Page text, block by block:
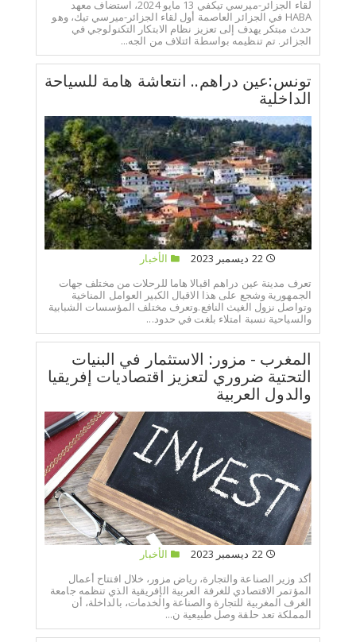
لقاء الجزائر-ميرسي تيكفي 13 مايو 2024، استضاف معهد
HABA في الجزائر العاصمة أول لقاء الجزائر-ميرسي تيك، وهو
حدث مبتكر يهدف إلى تعزيز نظام الابتكار التكنولوجي في
الجزائر. تم تنظيمه بواسطة ائتلاف من الجه...
تونس:عين دراهم.. انتعاشة هامة للسياحة
الداخلية
22 ديسمبر 2023
الأخبار
تعرف مدينة عين دراهم اقبالا هاما للرحلات من مختلف جهات
الجمهورية وشجع على هذا الاقبال الكبير العوامل المناخية
وتواصل نزول الغيث النافع.وتعرف مختلف المؤسسات الشبابية
والسياحية نسبة امتلاء بلغت في حدود...
المغرب - مزور: الاستثمار في البنيات
التحتية ضروري لتعزيز اقتصاديات إفريقيا
والدول العربية
22 ديسمبر 2023
الأخبار
أكد وزير الصناعة والتجارة، رياض مزور، خلال افتتاح أعمال
المؤتمر الاقتصادي للغرفة العربية الإفريقية الذي تنظمه جامعة
الغرف المغربية للتجارة والصناعة والخدمات، بالداخلة، أن
المملكة تعد حلقة وصل طبيعية ن...